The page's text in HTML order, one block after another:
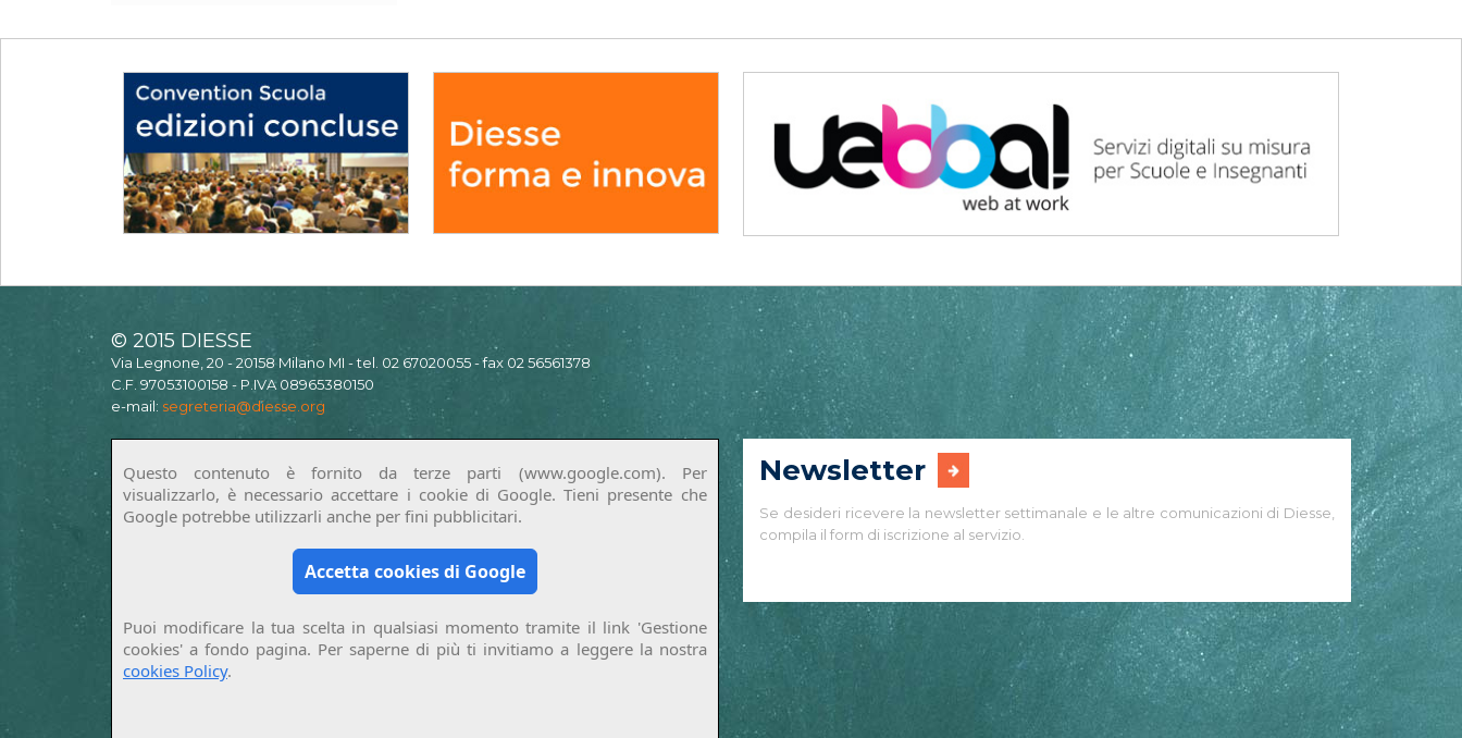
© 2015 DIESSE
Via Legnone, 20 - 20158 Milano MI - tel. 02 67020055 - fax 02 56561378
C.F. 97053100158 - P.IVA 08965380150
e-mail: segreteria@diesse.org
Questo contenuto è fornito da terze parti (www.google.com). Per
visualizzarlo, è necessario accettare i cookie di Google. Tieni presente che
Google potrebbe utilizzarli anche per fini pubblicitari.
Accetta cookies di Google
Puoi modificare la tua scelta in qualsiasi momento tramite il link 'Gestione
cookies' a fondo pagina. Per saperne di più ti invitiamo a leggere la nostra
cookies Policy.
Newsletter
Se desideri ricevere la newsletter settimanale e le altre comunicazioni di Diesse,
compila il form di iscrizione al servizio.